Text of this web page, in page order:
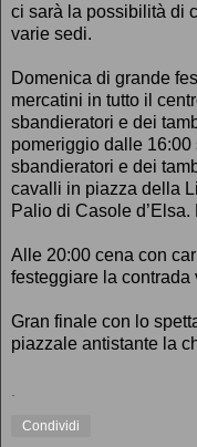
ci sarà la possibilità di
varie sedi.
Domenica di grande
mercatini in tutto il
sbandieratori e dei
pomeriggio dalle
sbandieratori e dei
cavalli in piazza della
Palio di Casole
Alle 20:00 cena con
festeggiare la contrada
Gran finale con lo
piazzale antistante la
.
Condividi